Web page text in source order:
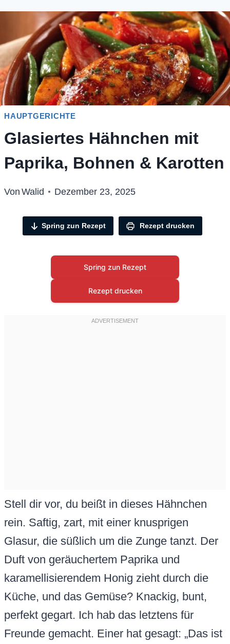
HAUPTGERICHTE
Glasiertes Hähnchen mit
Paprika, Bohnen & Karotten
Von Walid Dezember 23, 2025
Spring zun Rezept Rezept drucken
Spring zun Rezept
Rezept drucken
Stell dir vor, du beißt in dieses Hähnchen
rein. Saftig, zart, mit einer knusprigen
Glasur, die süßlich um die Zunge tanzt. Der
Duft von geräuchertem Paprika und
karamellisierendem Honig zieht durch die
Küche, und das Gemüse? Knackig, bunt,
perfekt gegart. Ich hab das letztens für
Freunde gemacht. Einer hat gesagt: „Das ist